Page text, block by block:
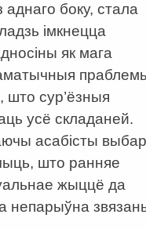
аднаго боку, стала
імкнецца
як мага
што сур’ёзныя
усё складаней.
асабісты выбар
што ранняе
жыццё да
непарыўна